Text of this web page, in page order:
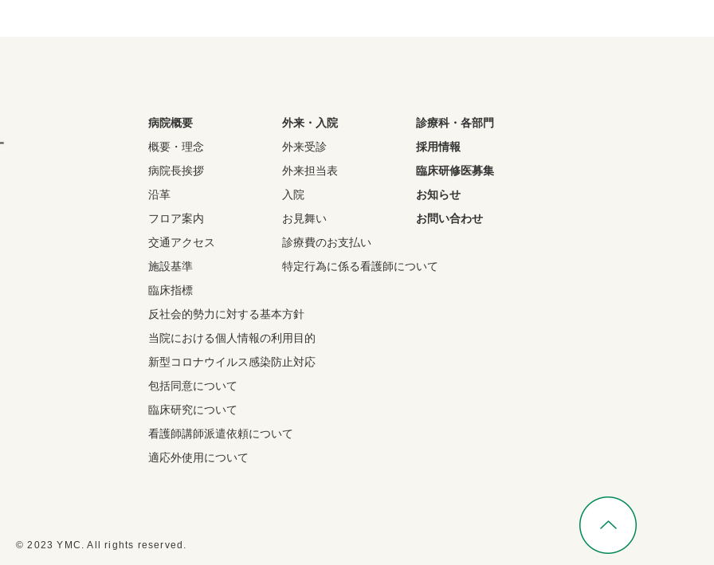
病院概要
概要・理念
病院長挨拶
沿革
フロア案内
交通アクセス
施設基準
臨床指標
反社会的勢力に対する基本方針
当院における個人情報の利用目的
新型コロナウイルス感染防止対応
包括同意について
臨床研究について
看護師講師派遣依頼について
適応外使用について
外来・入院
外来受診
外来担当表
入院
お見舞い
診療費のお支払い
特定行為に係る看護師について
診療科・各部門
採用情報
臨床研修医募集
お知らせ
お問い合わせ
© 2023 YMC. All rights reserved.